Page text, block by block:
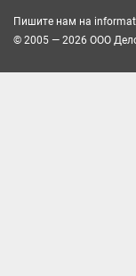
Пишите нам на
© 2005 — 2026 ООО